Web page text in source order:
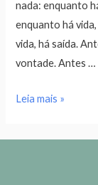
nada: enquanto
enquanto há
vida, há saída.
vontade. Antes …
Leia mais »